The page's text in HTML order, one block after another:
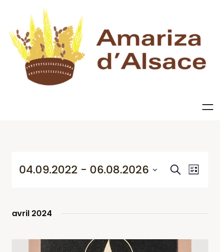
de
Recherche
de
Liste
04.09.2022 - 06.08.2026
avril 2024